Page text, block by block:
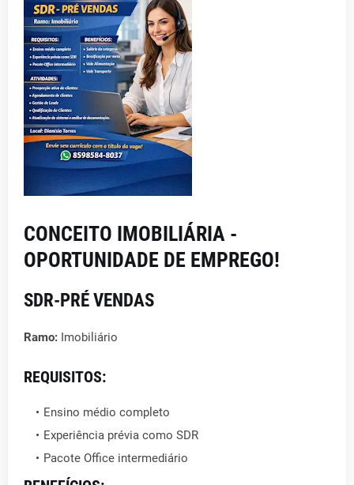
CONCEITO IMOBILIÁRIA -
OPORTUNIDADE DE EMPREGO!
SDR-PRÉ VENDAS
Ramo: Imobiliário
REQUISITOS:
Ensino médio completo
Experiência prévia como SDR
Pacote Office intermediário